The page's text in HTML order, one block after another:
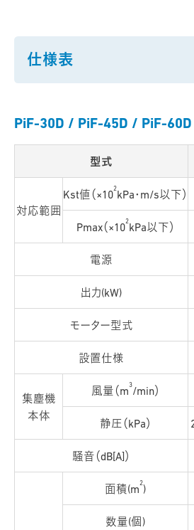
仕様表
PiF-30D / PiF-45D / PiF-60D
型式
対応範囲
Kst値（×10
2
kPa・m/s以下）
Pmax（×10
2
kPa以下）
電源
出力(kW)
モーター型式
設置仕様
集塵機
本体
風量（m
3
/min）
静圧（kPa）
騒音（dB[A]）
面積(m
2
)
数量(個)